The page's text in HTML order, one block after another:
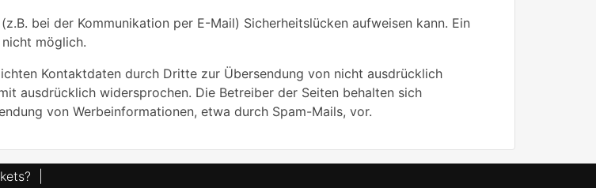
bei der Kommunikation per E-Mail) Sicherheitslücken aufweisen kann. Ein
möglich.
Kontaktdaten durch Dritte zur Übersendung von nicht ausdrücklich
ausdrücklich widersprochen. Die Betreiber der Seiten behalten sich
von Werbeinformationen, etwa durch Spam-Mails, vor.